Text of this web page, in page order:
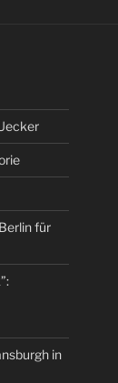
für
in